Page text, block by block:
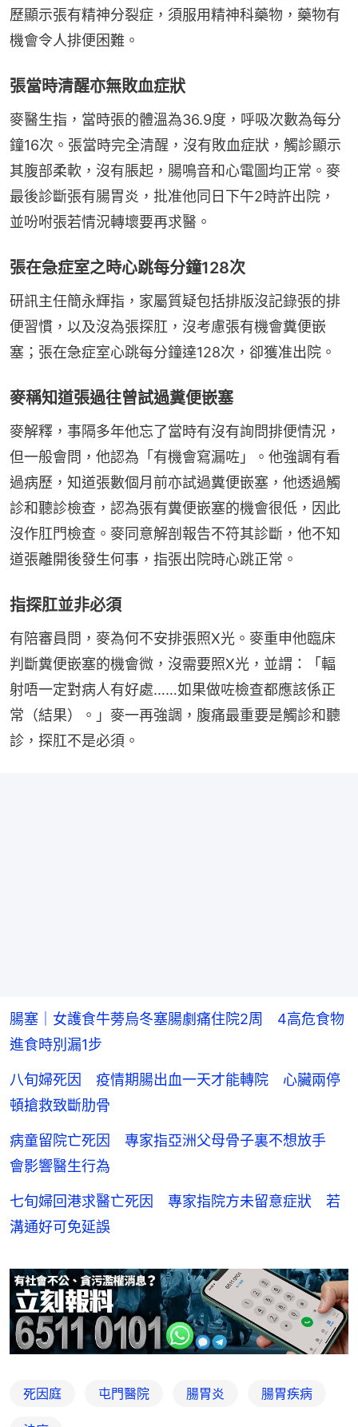
歷顯示張有精神分裂症，須服用精神科藥物，藥物有
機會令人排便困難。
張當時清醒亦無敗血症狀
麥醫生指，當時張的體溫為36.9度，呼吸次數為每分
鐘16次。張當時完全清醒，沒有敗血症狀，觸診顯示
其腹部柔軟，沒有脹起，腸鳴音和心電圖均正常。麥
最後診斷張有腸胃炎，批准他同日下午2時許出院，
並吩咐張若情況轉壞要再求醫。
張在急症室之時心跳每分鐘128次
研訊主任簡永輝指，家屬質疑包括排版沒記錄張的排
便習慣，以及沒為張探肛，沒考慮張有機會糞便嵌
塞；張在急症室心跳每分鐘達128次，卻獲准出院。
麥稱知道張過往曾試過糞便嵌塞
麥解釋，事隔多年他忘了當時有沒有詢問排便情況，
但一般會問，他認為「有機會寫漏咗」。他強調有看
過病歷，知道張數個月前亦試過糞便嵌塞，他透過觸
診和聽診檢查，認為張有糞便嵌塞的機會很低，因此
沒作肛門檢查。麥同意解剖報告不符其診斷，他不知
道張離開後發生何事，指張出院時心跳正常。
指探肛並非必須
有陪審員問，麥為何不安排張照X光。麥重申他臨床
判斷糞便嵌塞的機會微，沒需要照X光，並謂：「輻
射唔一定對病人有好處……如果做咗檢查都應該係正
常（結果）。」麥一再強調，腹痛最重要是觸診和聽
診，探肛不是必須。
腸塞｜女護食牛蒡烏冬塞腸劇痛住院2周 4高危食物
進食時別漏1步
八旬婦死因 疫情期腸出血一天才能轉院 心臟兩停
頓搶救致斷肋骨
病童留院亡死因 專家指亞洲父母骨子裏不想放手
會影響醫生行為
七旬婦回港求醫亡死因 專家指院方未留意症狀 若
溝通好可免延誤
死因庭 屯門醫院 腸胃炎 腸胃疾病